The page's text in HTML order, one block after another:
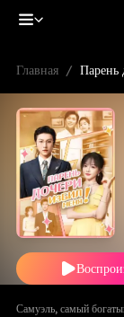
Главная / Парень
Самуэль, самый